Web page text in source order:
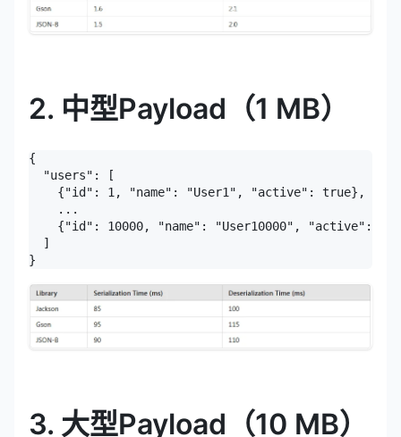
2. 中型Payload（1 MB）
{
  "users": [
    {"id": 1, "name": "User1", "active": true},
    ...
{"id": 10000, "name": "User10000", "active":
  ]
}
3. 大型Payload（10 MB）